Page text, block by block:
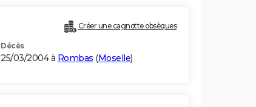
Créer une cagnotte obsèques
Décès
25/03/2004 à Rombas (Moselle)